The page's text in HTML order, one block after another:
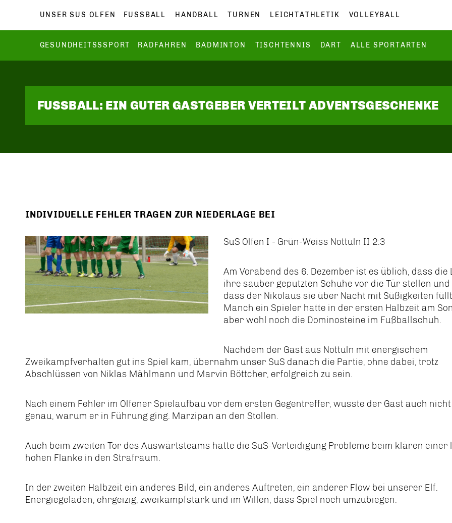
UNSER SUS OLFEN FUSSBALL HANDBALL TURNEN LEICHTATHLETIK VOLLEYBALL
GESUNDHEITSSSPORT RADFAHREN BADMINTON TISCHTENNIS DART ALLE SPORTARTEN
FUSSBALL: EIN GUTER GASTGEBER VERTEILT ADVENTSGESCHENKE
INDIVIDUELLE FEHLER TRAGEN ZUR NIEDERLAGE BEI
SuS Olfen I - Grün-Weiss Nottuln II 2:3
Am Vorabend des 6. Dezember ist es üblich, dass die
ihre sauber geputzten Schuhe vor die Tür stellen und
dass der Nikolaus sie über Nacht mit Süßigkeiten
Manch ein Spieler hatte in der ersten Halbzeit am
aber wohl noch die Dominosteine im Fußballschuh.
Nachdem der Gast aus Nottuln mit energischem
Zweikampfverhalten gut ins Spiel kam, übernahm unser SuS danach die Partie, ohne dabei, trotz
Abschlüssen von Niklas Mählmann und Marvin Böttcher, erfolgreich zu sein.
Nach einem Fehler im Olfener Spielaufbau vor dem ersten Gegentreffer, wusste der Gast auch
genau, warum er in Führung ging. Marzipan an den Stollen.
Auch beim zweiten Tor des Auswärtsteams hatte die SuS-Verteidigung Probleme beim klären einer
hohen Flanke in den Strafraum.
In der zweiten Halbzeit ein anderes Bild, ein anderes Auftreten, ein anderer Flow bei unserer Elf.
Energiegeladen, ehrgeizig, zweikampfstark und im Willen, dass Spiel noch umzubiegen.